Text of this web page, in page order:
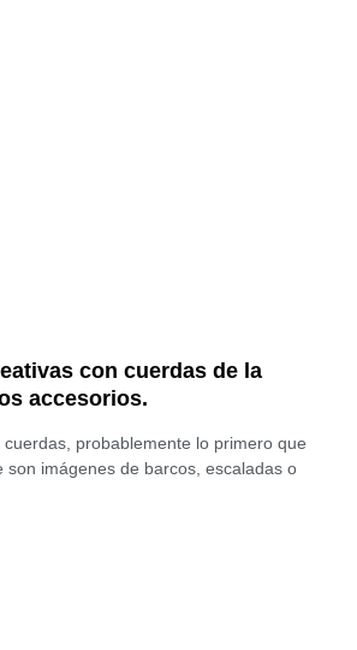
con cuerdas de la
accesorios.
probablemente lo primero que
son imágenes de barcos, escaladas o